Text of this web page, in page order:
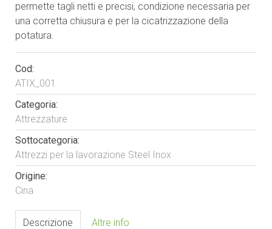
permette tagli netti e precisi, condizione necessaria per
una corretta chiusura e per la cicatrizzazione della
potatura.
Cod:
ATIX_001
Categoria:
Attrezzature
Sottocategoria:
Attrezzi per la lavorazione Steel Inox
Origine:
Cina
Descrizione Altre info